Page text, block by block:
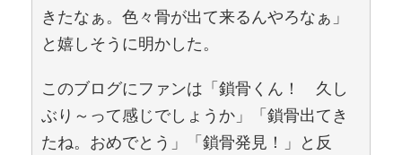
きたなぁ。色々骨が出て来るんやろなぁ」
と嬉しそうに明かした。
このブログにファンは「鎖骨くん！ 久し
ぶり～って感じでしょうか」「鎖骨出てき
たね。おめでとう」「鎖骨発見！」と反